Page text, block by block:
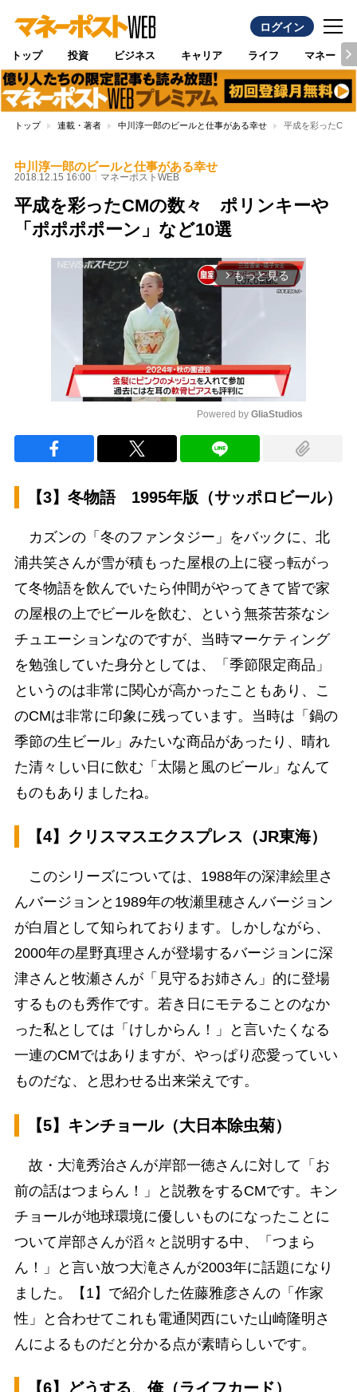
ログイン
トップ 投資 ビジネス キャリア ライフ マネー
トップ 連載・著者 中川淳一郎のビールと仕事がある幸せ 平成を彩ったCM
中川淳一郎のビールと仕事がある幸せ
2018.12.15 16:00 マネーポストWEB
平成を彩ったCMの数々 ポリンキーや
「ポポポポーン」など10選
arrow_forward_ios もっと見る
Powered by GliaStudios
【3】冬物語 1995年版（サッポロビール）
カズンの「冬のファンタジー」をバックに、北
浦共笑さんが雪が積もった屋根の上に寝っ転がっ
て冬物語を飲んでいたら仲間がやってきて皆で家
の屋根の上でビールを飲む、という無茶苦茶なシ
チュエーションなのですが、当時マーケティング
を勉強していた身分としては、「季節限定商品」
というのは非常に関心が高かったこともあり、こ
のCMは非常に印象に残っています。当時は「鍋の
季節の生ビール」みたいな商品があったり、晴れ
た清々しい日に飲む「太陽と風のビール」なんて
ものもありましたね。
【4】クリスマスエクスプレス（JR東海）
このシリーズについては、1988年の深津絵里さ
んバージョンと1989年の牧瀬里穂さんバージョン
が白眉として知られております。しかしながら、
2000年の星野真理さんが登場するバージョンに深
津さんと牧瀬さんが「見守るお姉さん」的に登場
するものも秀作です。若き日にモテることのなか
った私としては「けしからん！」と言いたくなる
一連のCMではありますが、やっぱり恋愛っていい
ものだな、と思わせる出来栄えです。
【5】キンチョール（大日本除虫菊）
故・大滝秀治さんが岸部一徳さんに対して「お
前の話はつまらん！」と説教をするCMです。キン
チョールが地球環境に優しいものになったことに
ついて岸部さんが滔々と説明する中、「つまら
ん！」と言い放つ大滝さんが2003年に話題になり
ました。【1】で紹介した佐藤雅彦さんの「作家
性」と合わせてこれも電通関西にいた山崎隆明さ
んによるものだと分かる点が素晴らしいです。
【6】どうする、俺（ライフカード）